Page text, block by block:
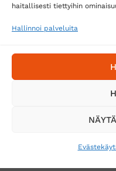
haitallisesti tiettyihin
Hallinnoi palveluita
Posti
Matkahuolto
Tilaa uutiskirje ja saat